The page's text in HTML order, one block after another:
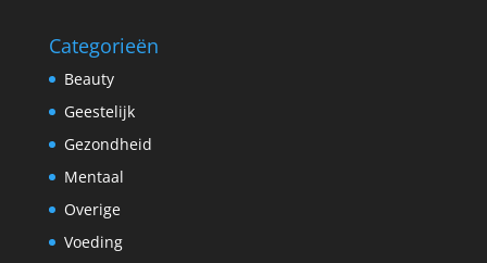
Categorieën
Beauty
Geestelijk
Gezondheid
Mentaal
Overige
Voeding